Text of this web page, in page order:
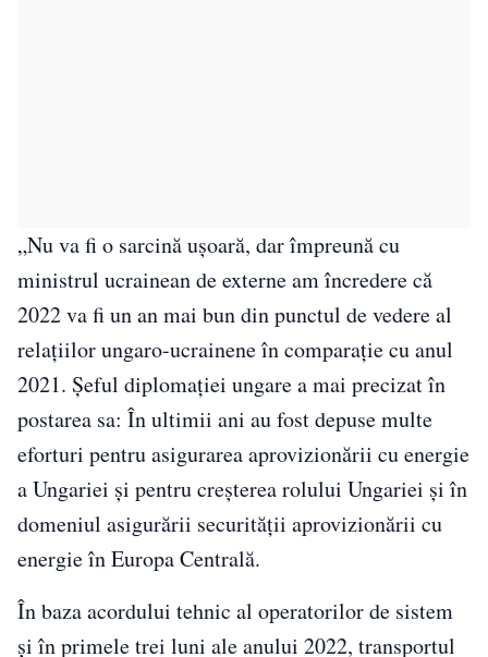
„Nu va fi o sarcină uşoară, dar împreună cu
ministrul ucrainean de externe am încredere că
2022 va fi un an mai bun din punctul de vedere al
relaţiilor ungaro-ucrainene în comparaţie cu anul
2021. Şeful diplomaţiei ungare a mai precizat în
postarea sa: În ultimii ani au fost depuse multe
eforturi pentru asigurarea aprovizionării cu energie
a Ungariei şi pentru creşterea rolului Ungariei şi în
domeniul asigurării securităţii aprovizionării cu
energie în Europa Centrală.
În baza acordului tehnic al operatorilor de sistem
şi în primele trei luni ale anului 2022, transportul